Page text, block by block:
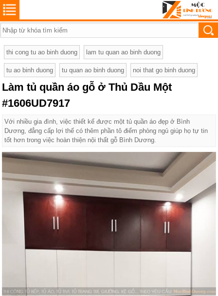
thi cong tu ao binh duong lam tu quan ao binh duong
tu ao binh duong tu quan ao binh duong noi that go binh duong
Làm tủ quần áo gỗ ở Thủ Dầu Một
#1606UD7917
Với nhiều gia đình, việc thiết kế được một tủ quần áo đẹp ở Bình
Dương, đẳng cấp lợi thế có thêm phần tô điểm phòng ngủ giúp họ tự tin
tốt hơn trong việc hoàn thiện nội thất gỗ Bình Dương.